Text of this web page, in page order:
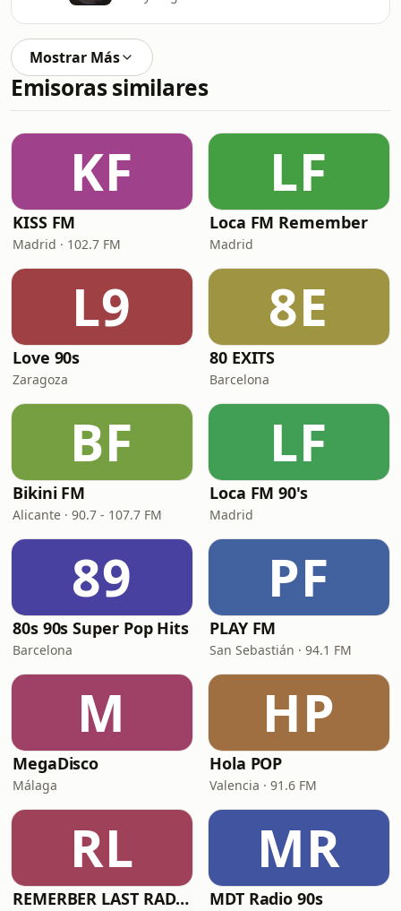
Mostrar Más
Emisoras similares
KF
KISS FM
Madrid · 102.7 FM
LF
Loca FM Remember
Madrid
L9
Love 90s
Zaragoza
8E
80 EXITS
Barcelona
BF
Bikini FM
Alicante · 90.7 - 107.7 FM
LF
Loca FM 90's
Madrid
89
80s 90s Super Pop Hits
Barcelona
PF
PLAY FM
San Sebastián · 94.1 FM
M
MegaDisco
Málaga
HP
Hola POP
Valencia · 91.6 FM
RL
REMERBER LAST RADIO
MR
MDT Radio 90s